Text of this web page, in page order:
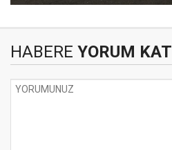
HABERE YORUM KAT